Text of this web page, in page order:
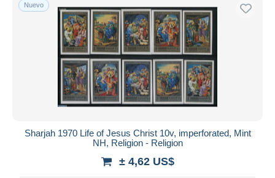
Nuevo
Sharjah 1970 Life of Jesus Christ 10v, imperforated, Mint
NH, Religion - Religion
± 4,62 US$